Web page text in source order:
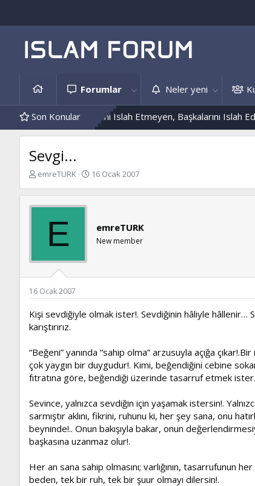
Forumlar Neler yeni
Son Konular
Kendini Islah Etmeyen, Başkalarını Islah Edemez...
Sevgi...
K
b
a
a
a
n
emreTURK
B
h
16 Ocak 2007
E emreTURK
New member
16 Ocak 2007
Kişi sevdiğiyle olmak ister!. Sevdiğinin hâliyle hâllenir…
karıştırırız.
“Beğeni” yanında “sahip olma” arzusuyla açığa
çok yaygın bir duygudur!. Kimi, beğendiğini cebine
fıtratına göre, beğendiği üzerinde tasarruf etmek ister.
Sevince, yalnızca sevdiğin için yaşamak istersin!.
sarmıştır aklını, fikrini, ruhunu ki, her şey sana, onu
beyninde!.. Onun bakışıyla bakar, onun
başkasına uzanmaz olur!.
Her an sana sahip olmasını; varlığının, tasarrufunun
beden, tek bir ruh, tek bir şuur olmayı dilersin!.